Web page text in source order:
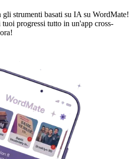
gli strumenti basati su IA su WordMate!
progressi tutto in un'app cross-